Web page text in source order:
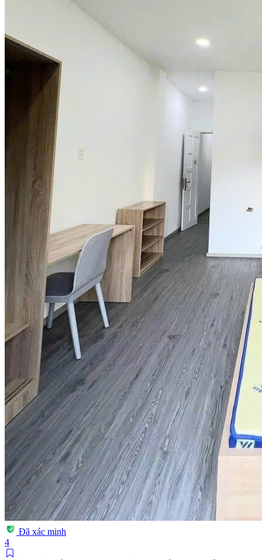
Đã xác minh
4